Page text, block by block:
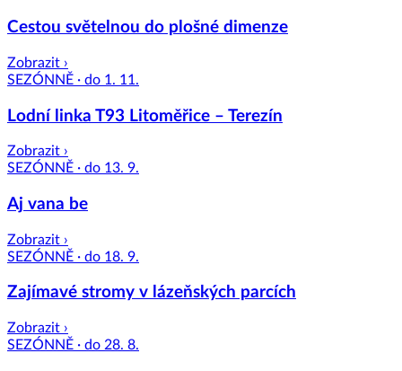
Cestou světelnou do plošné dimenze
Zobrazit ›
SEZÓNNĚ · do 1. 11.
Lodní linka T93 Litoměřice – Terezín
Zobrazit ›
SEZÓNNĚ · do 13. 9.
Aj vana be
Zobrazit ›
SEZÓNNĚ · do 18. 9.
Zajímavé stromy v lázeňských parcích
Zobrazit ›
SEZÓNNĚ · do 28. 8.